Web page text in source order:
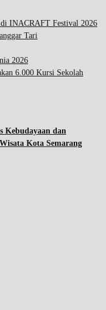
di INACRAFT Festival 2026
Tari
2026
6.000 Kursi Sekolah
Kebudayaan dan
Kota Semarang